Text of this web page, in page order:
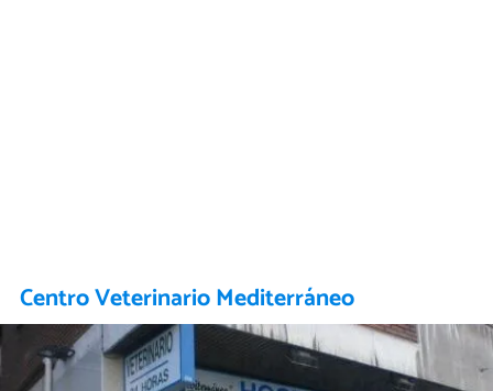
Centro Veterinario Mediterráneo